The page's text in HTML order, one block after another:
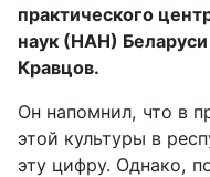
практического
наук (НАН)
Кравцов.
Он напомнил, что в
этой культуры в
эту цифру. Однако,